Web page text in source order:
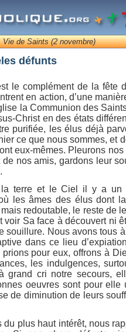
Vie de Saints (2 novembre)
défunts
le complément de la fête
en action, d’une
la Communion des
Christ en des états
purifiée, les élus déjà
ce que nous sommes, et
eux-mêmes. Pleurons
nos amis, gardons leur
la terre et le Ciel il y a un
les âmes des élus dont
redoutable, le reste de
Sa face à découvert ni
souillure. Nous avons tous
dans ce lieu
pour eux, offrons à
les indulgences,
grand cri notre secours,
oeuvres sont pour elle
de diminution de leurs
plus haut intérêt, nous